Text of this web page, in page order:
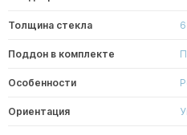
Толщина стекла 6
Поддон в комплекте
Особенности
Ориентация